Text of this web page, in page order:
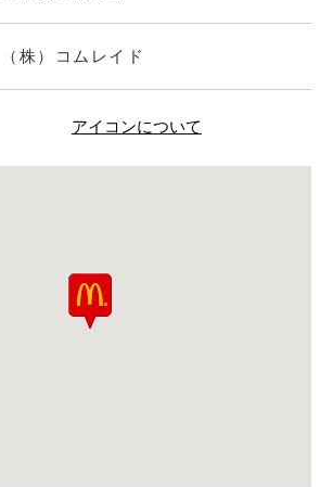
（株）コムレイド
アイコンについて